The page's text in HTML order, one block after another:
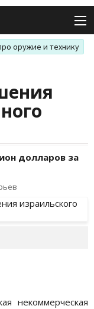
оружие и технику
долларов за
некоммерческая